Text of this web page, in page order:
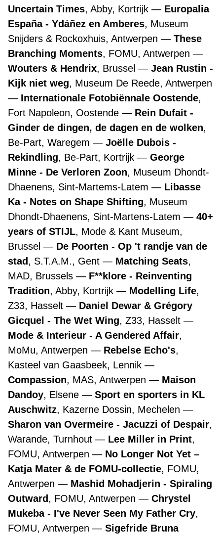
Uncertain Times, Abby, Kortrijk
Europalia
España - Ydáñez en Amberes, Museum
Snijders & Rockoxhuis, Antwerpen
These
Branching Moments, FOMU, Antwerpen
Wouters & Hendrix, Brussel
Jean Rustin -
Kijk niet weg, Museum De Reede, Antwerpen
Internationale Fotobiënnale Oostende,
Fort Napoleon, Oostende
Rein Dufait -
Ginder de dingen, de dagen en de wolken,
Be-Part, Waregem
Joëlle Dubois -
Rekindling, Be-Part, Kortrijk
George
Minne - De Verloren Zoon, Museum Dhondt-
Dhaenens, Sint-Martems-Latem
Libasse
Ka - Notes on Shape Shifting, Museum
Dhondt-Dhaenens, Sint-Martens-Latem
40+
years of STIJL, Mode & Kant Museum,
Brussel
De Poorten - Op 't randje van de
stad, S.T.A.M., Gent Matching Seats,
MAD, Brussels
F**klore - Reinventing
Tradition, Abby, Kortrijk Modelling Life,
Z33, Hasselt
Daniel Dewar & Grégory
Gicquel - The Wet Wing, Z33, Hasselt
Mode & Interieur - A Gendered Affair,
MoMu, Antwerpen
Rebelse Echo's,
Kasteel van Gaasbeek, Lennik
Compassion, MAS, Antwerpen
Maison
Dandoy, Elsene
Sport en sporters in KL
Auschwitz, Kazerne Dossin, Mechelen
Sharon van Overmeire - Jacuzzi of Despair,
Warande, Turnhout
Lee Miller in Print,
FOMU, Antwerpen
No Longer Not Yet –
Katja Mater & de FOMU-collectie, FOMU,
Antwerpen
Mashid Mohadjerin - Spiraling
Outward, FOMU, Antwerpen
Chrystel
Mukeba - I've Never Seen My Father Cry,
FOMU, Antwerpen
Sigefride Bruna